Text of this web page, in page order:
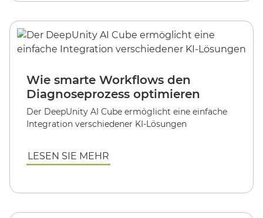
Wie smarte Workflows den
Diagnoseprozess optimieren
Der DeepUnity AI Cube ermöglicht eine einfache
Integration verschiedener KI-Lösungen
LESEN SIE MEHR